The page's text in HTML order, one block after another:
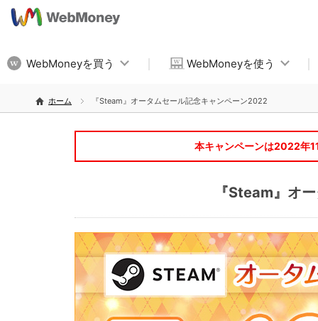
WebMoneyを買う WebMoneyを使う
ホーム 『Steam』オータムセール記念キャンペーン2022
本キャンペーンは2022年
『Steam』オ